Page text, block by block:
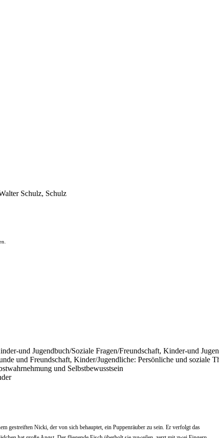
und Jugendbuch/Soziale Fragen/Freundschaft, Kinder-und
und Freundschaft, Kinder/Jugendliche: Persönliche und soziale
und Selbstbewusstsein
gestreiften Nicki, der von sich behauptet, ein Puppenräuber zu sein. Er verfolgt das